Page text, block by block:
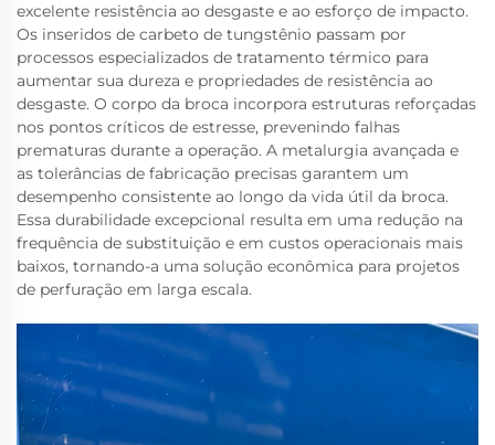
excelente resistência ao desgaste e ao esforço de impacto.
Os inseridos de carbeto de tungstênio passam por
processos especializados de tratamento térmico para
aumentar sua dureza e propriedades de resistência ao
desgaste. O corpo da broca incorpora estruturas reforçadas
nos pontos críticos de estresse, prevenindo falhas
prematuras durante a operação. A metalurgia avançada e
as tolerâncias de fabricação precisas garantem um
desempenho consistente ao longo da vida útil da broca.
Essa durabilidade excepcional resulta em uma redução na
frequência de substituição e em custos operacionais mais
baixos, tornando-a uma solução econômica para projetos
de perfuração em larga escala.